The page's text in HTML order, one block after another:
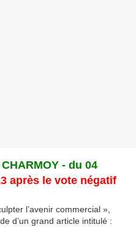
- du 04
après le vote négatif
l’avenir commercial »,
d’un grand article intitulé :